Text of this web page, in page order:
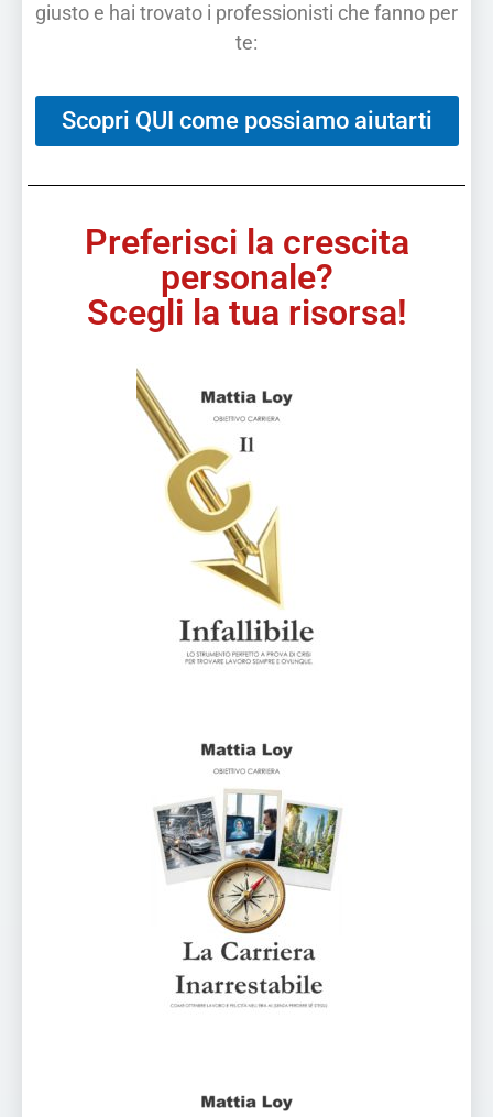
giusto e hai trovato i professionisti che fanno per
te:
Scopri QUI come possiamo aiutarti
Preferisci la crescita
personale?
Scegli la tua risorsa!